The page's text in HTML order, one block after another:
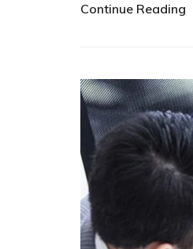
Continue Reading